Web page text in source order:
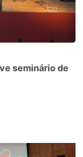
seminário de